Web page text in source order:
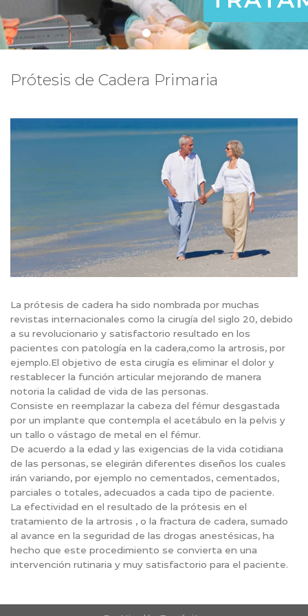
Prótesis de Cadera Primaria
La prótesis de cadera ha sido nombrada por muchas
revistas internacionales como la cirugía del siglo 20, debido
a su revolucionario y satisfactorio resultado en los
pacientes con patología en la cadera,como la artrosis, por
ejemplo.El objetivo de esta cirugía es eliminar el dolor y
restablecer la función articular mejorando de manera
notoria la calidad de vida de las personas.
Consiste en reemplazar la cabeza del fémur desgastada
por un implante que contempla el acetábulo en la pelvis y
un tallo o vástago de metal en el fémur.
De acuerdo a la edad y las exigencias de la vida cotidiana
de las personas, se elegirán diferentes diseños los cuales
irán variando, por ejemplo no cementados, cementados,
parciales o totales, adecuados a cada tipo de paciente.
La efectividad en el resultado de la prótesis en el
tratamiento de la artrosis , o la fractura de cadera, sumado
al avance en la seguridad de las drogas anestésicas, ha
hecho que este procedimiento se convierta en una
intervención rutinaria y muy satisfactorio para el paciente.